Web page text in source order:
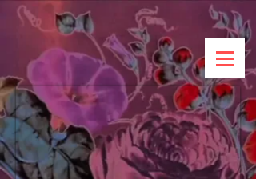
UA-143762966-1